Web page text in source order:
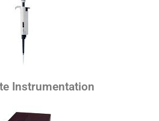
Instrumentation